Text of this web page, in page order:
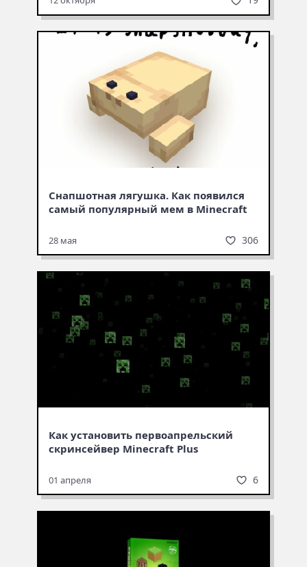
Снапшотная лягушка. Как появился
самый популярный мем в Minecraft
28 мая 306
Как установить первоапрельский
скринсейвер Minecraft Plus
01 апреля 6